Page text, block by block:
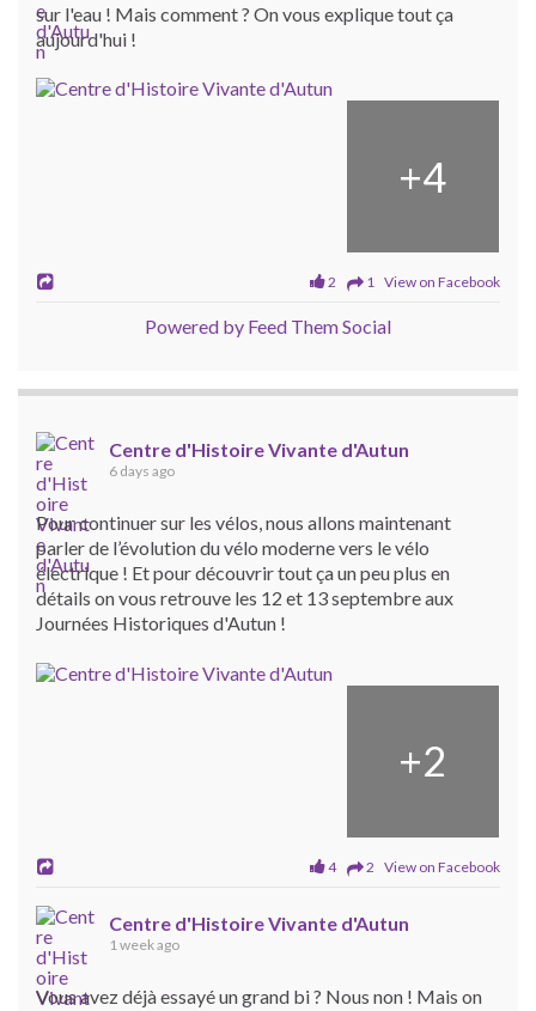
sur l'eau ! Mais comment ? On vous explique tout ça
aujourd'hui !
+4
2 1 View on Facebook
Powered by Feed Them Social
Centre d'Histoire Vivante d'Autun
6 days ago
Pour continuer sur les vélos, nous allons maintenant
parler de l’évolution du vélo moderne vers le vélo
électrique ! Et pour découvrir tout ça un peu plus en
détails on vous retrouve les 12 et 13 septembre aux
Journées Historiques d'Autun !
+2
4 2 View on Facebook
Centre d'Histoire Vivante d'Autun
1 week ago
Vous avez déjà essayé un grand bi ? Nous non ! Mais on